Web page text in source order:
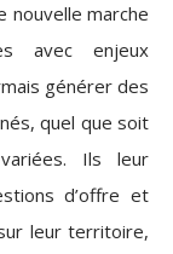
nouvelle marche
avec enjeux
générer des
quel que soit
Ils leur
d’offre et
leur territoire,